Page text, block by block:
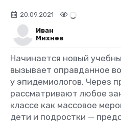
20.09.2021
Иван
Михнев
Начинается новый
вызывает оправданное
у эпидемиологов. Через
рассматривают любое
классе как массовое
дети и подростки —